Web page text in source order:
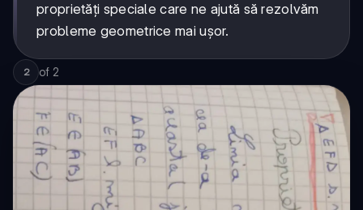
proprietăți speciale care ne ajută să rezolvăm
probleme geometrice mai ușor.
2 of 2